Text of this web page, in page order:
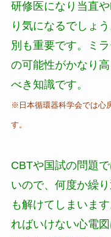
研修医になり当直
り気になるでしょ
別も重要です。ミ
の可能性がかなり
べき知識です。
※日本循環器科学会では心
す。
CBTや国試の問題
いので、何度か繰
も解けてしまいま
ればいけない心電